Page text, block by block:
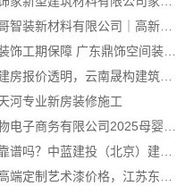
河专业新房装修施工